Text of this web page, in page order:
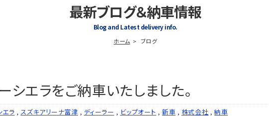
最新ブログ＆納車情報
Blog and Latest delivery info.
ホーム ブログ
エラをご納車いたしました。
エラ , スズキアリーナ富津 , ディーラー , ビップオート ,新車 , 株式会社 ,納車